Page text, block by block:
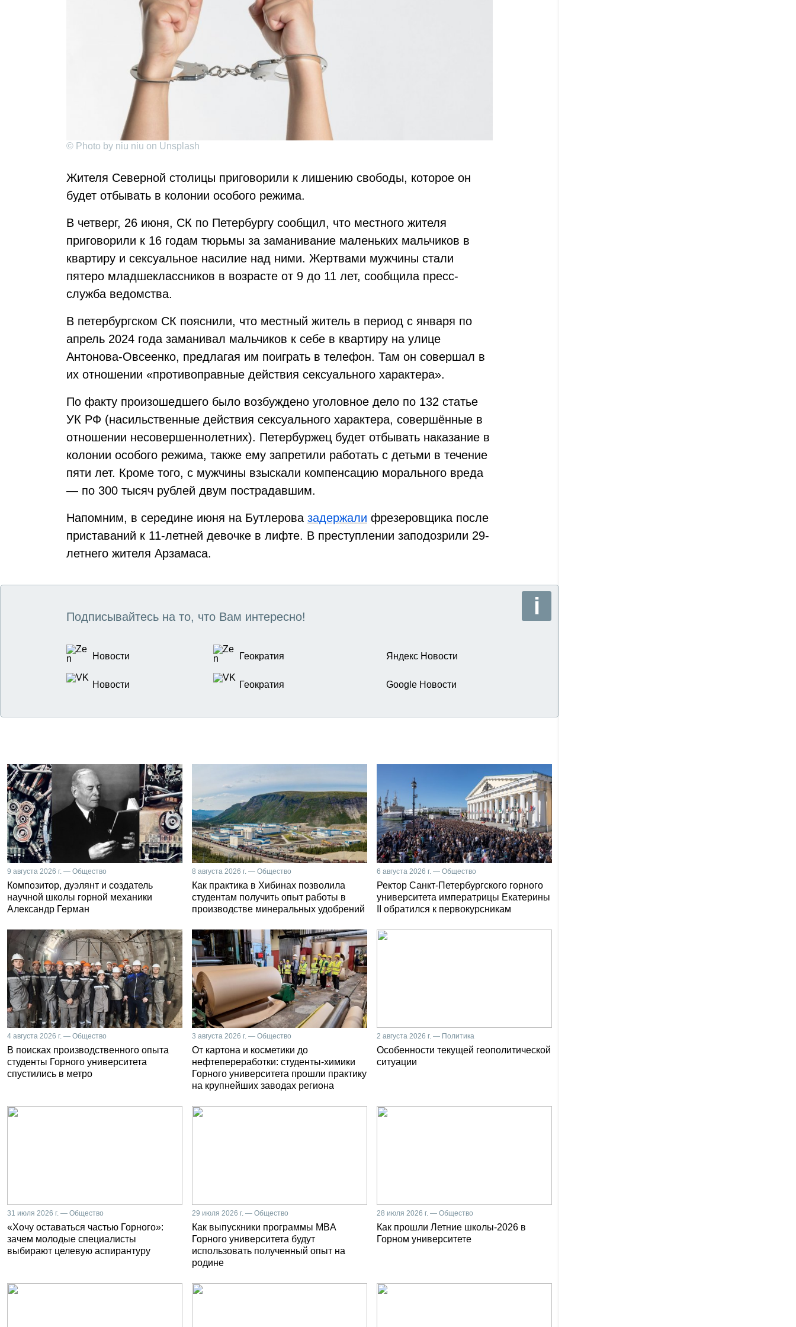
© Photo by niu niu on Unsplash
Жителя Северной столицы приговорили к лишению свободы, которое он
будет отбывать в колонии особого режима.
В четверг, 26 июня, СК по Петербургу сообщил, что местного жителя
приговорили к 16 годам тюрьмы за заманивание маленьких мальчиков в
квартиру и сексуальное насилие над ними. Жертвами мужчины стали
пятеро младшеклассников в возрасте от 9 до 11 лет, сообщила пресс-
служба ведомства.
В петербургском СК пояснили, что местный житель в период с января по
апрель 2024 года заманивал мальчиков к себе в квартиру на улице
Антонова-Овсеенко, предлагая им поиграть в телефон. Там он совершал в
их отношении «противоправные действия сексуального характера».
По факту произошедшего было возбуждено уголовное дело по 132 статье
УК РФ (насильственные действия сексуального характера, совершённые в
отношении несовершеннолетних). Петербуржец будет отбывать наказание в
колонии особого режима, также ему запретили работать с детьми в течение
пяти лет. Кроме того, с мужчины взыскали компенсацию морального вреда
— по 300 тысяч рублей двум пострадавшим.
Напомним, в середине июня на Бутлерова задержали фрезеровщика после
приставаний к 11-летней девочке в лифте. В преступлении заподозрили 29-
летнего жителя Арзамаса.
Подписывайтесь на то, что Вам интересно!
Новости Геократия Яндекс Новости
Новости Геократия Google Новости
9 августа 2026 г. — Общество
Композитор, дуэлянт и создатель
научной школы горной механики
Александр Герман
8 августа 2026 г. — Общество
Как практика в Хибинах позволила
студентам получить опыт работы в
производстве минеральных удобрений
6 августа 2026 г. — Общество
Ректор Санкт-Петербургского горного
университета императрицы Екатерины
II обратился к первокурсникам
4 августа 2026 г. — Общество
В поисках производственного опыта
студенты Горного университета
спустились в метро
3 августа 2026 г. — Общество
От картона и косметики до
нефтепереработки: студенты-химики
Горного университета прошли практику
на крупнейших заводах региона
2 августа 2026 г. — Политика
Особенности текущей геополитической
ситуации
31 июля 2026 г. — Общество
«Хочу оставаться частью Горного»:
зачем молодые специалисты
выбирают целевую аспирантуру
29 июля 2026 г. — Общество
Как выпускники программы MBA
Горного университета будут
использовать полученный опыт на
родине
28 июля 2026 г. — Общество
Как прошли Летние школы-2026 в
Горном университете